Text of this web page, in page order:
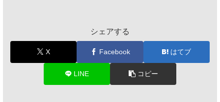
シェアする
X Facebook はてブ
LINE コピー